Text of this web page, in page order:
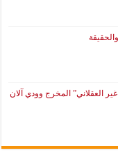
المخرج وودي آلان